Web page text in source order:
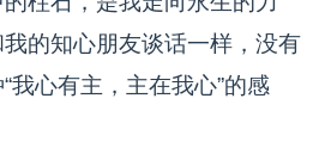
的知心朋友谈话一样，没有
我心有主，主在我心”的感